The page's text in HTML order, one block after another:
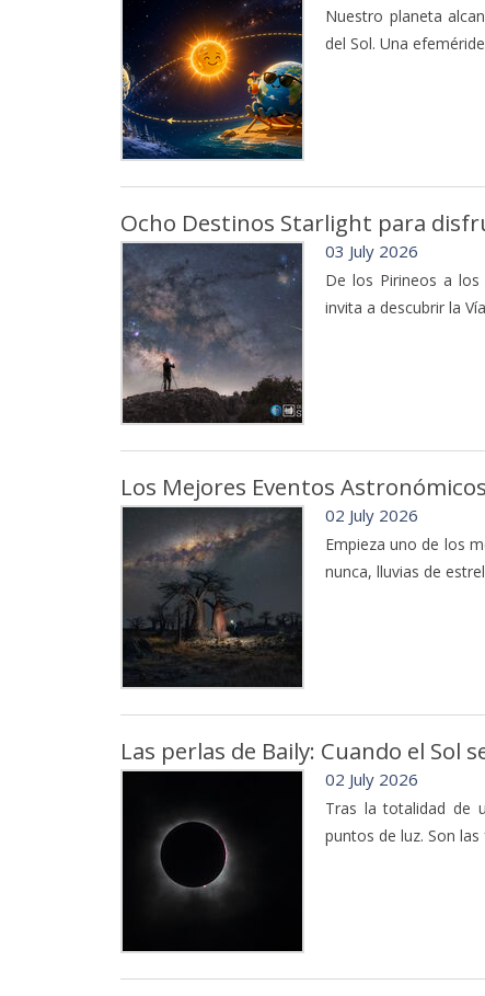
Nuestro planeta
del Sol. Una
Ocho Destinos Starlight para
03 July 2026
De los Pirineos a
invita a descubrir la
Los Mejores Eventos
02 July 2026
Empieza uno de los
nunca, lluvias de
Las perlas de Baily: Cuando el
02 July 2026
Tras la totalidad de
puntos de luz. Son